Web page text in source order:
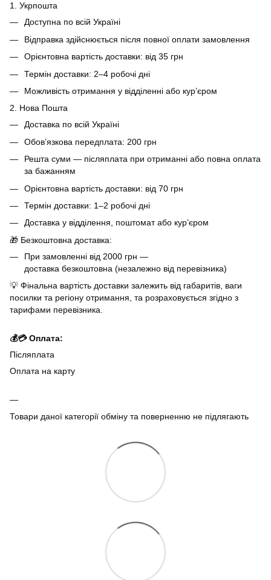
1. Укрпошта
Доступна по всій Україні
Відправка здійснюється після повної оплати замовлення
Орієнтовна вартість доставки: від 35 грн
Термін доставки: 2–4 робочі дні
Можливість отримання у відділенні або кур’єром
2. Нова Пошта
Доставка по всій Україні
Обов’язкова передплата: 200 грн
Решта суми — післяплата при отриманні або повна оплата
за бажанням
Орієнтовна вартість доставки: від 70 грн
Термін доставки: 1–2 робочі дні
Доставка у відділення, поштомат або кур’єром
🎁 Безкоштовна доставка:
При замовленні від 2000 грн —
доставка безкоштовна (незалежно від перевізника)
💡 Фінальна вартість доставки залежить від габаритів, ваги
посилки та регіону отримання, та розраховується згідно з
тарифами перевізника.
💰💳 Оплата:
Післяплата
Оплата на карту
Товари даної категорії обміну та поверненню не підлягають